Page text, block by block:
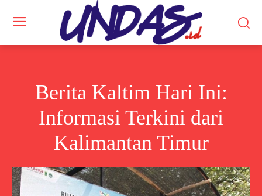
Berita Kaltim Hari Ini:
Informasi Terkini dari
Kalimantan Timur